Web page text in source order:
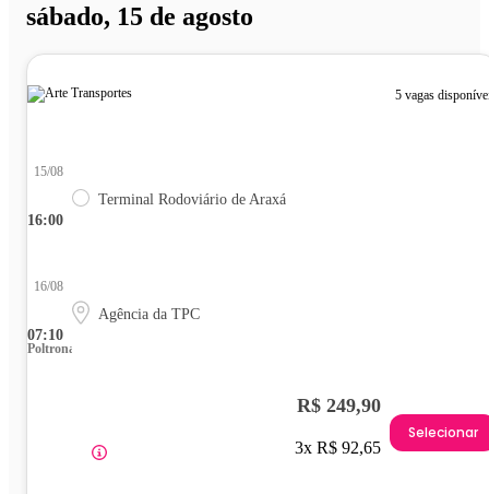
sábado, 15 de agosto
5 vagas
16:00
15/08
Terminal Rodoviário de Araxá
07:10
16/08
Agência da TPC
Poltrona
R$ 249,90
3x R$ 92,65
Selecionar